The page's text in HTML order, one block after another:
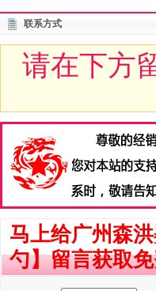
联系方式
请在下方
马上给广州森
勺】留言获取